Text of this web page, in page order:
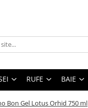
RUFE BAIE
Bon Gel Lotus Orhid 750 ml